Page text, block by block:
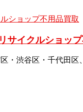
イクルショッ
・渋谷区・千代